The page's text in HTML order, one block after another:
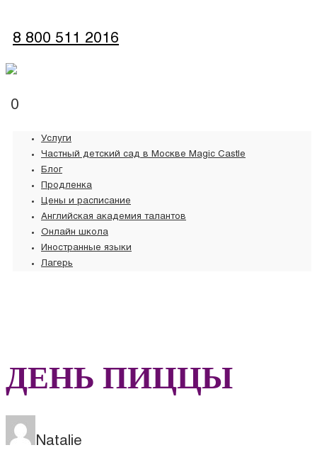
8 800 511 2016
0
Услуги
Частный детский сад в Москве Magic Castle
Блог
Продленка
Цены и расписание
Английская академия талантов
Онлайн школа
Иностранные языки
Лагерь
ДЕНЬ ПИЦЦЫ
Natalie